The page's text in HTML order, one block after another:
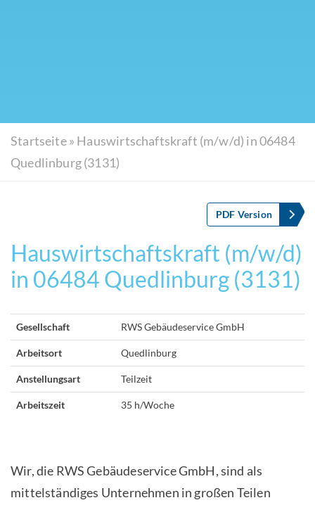
Startseite» Hauswirtschaftskraft (m/w/d) in 06484
Quedlinburg (3131)
PDF Version
Hauswirtschaftskraft (m/w/d)
in 06484 Quedlinburg (3131)
Gesellschaft RWS Gebäudeservice GmbH
Arbeitsort Quedlinburg
Anstellungsart Teilzeit
Arbeitszeit 35 h/Woche
Wir, die RWS Gebäudeservice GmbH, sind als
mittelständiges Unternehmen in großen Teilen